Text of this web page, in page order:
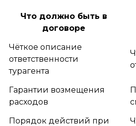
Что должно быть в
договоре
Чёткое описание
ответственности
турагента
Гарантии возмещения
расходов
Порядок действий при